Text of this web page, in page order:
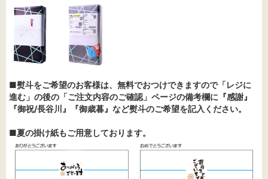
■熨斗をご希望のお客様は、無料でおつけできますので「レジに
進む」の後の「ご注文内容のご確認」ページの備考欄に『感謝』
『御祝/長谷川』『御歳暮』など熨斗のご希望を記入ください。
■夏の掛け紙もご用意しております。